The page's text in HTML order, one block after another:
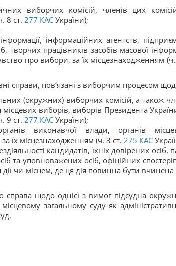
виборчих комісій, членів цих
8 ст. 277 КАС України);
інформаційних агентств,
творчих працівників засобів масової
про вибори, за їх місцезнаходженням
справи, пов’язані з виборчим процесом
(окружних) виборчих комісій, а також
виборів, виборів Президента
9 ст. 277 КАС України);
виконавчої влади, органів
їх місцезнаходженням (ч. 3 ст. 275 КАС
кандидатів, їхніх довірених осіб,
та уповноважених осіб, офіційних
чи місцем, де ця дія повинна бути вчинена
щодо однієї з вимог підсудна
загальному суду як